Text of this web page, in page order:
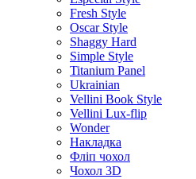
Fresh Style
Oscar Style
Shaggy Hard
Simple Style
Titanium Panel
Ukrainian
Vellini Book Style
Vellini Lux-flip
Wonder
Накладка
Фліп чохол
Чохол 3D